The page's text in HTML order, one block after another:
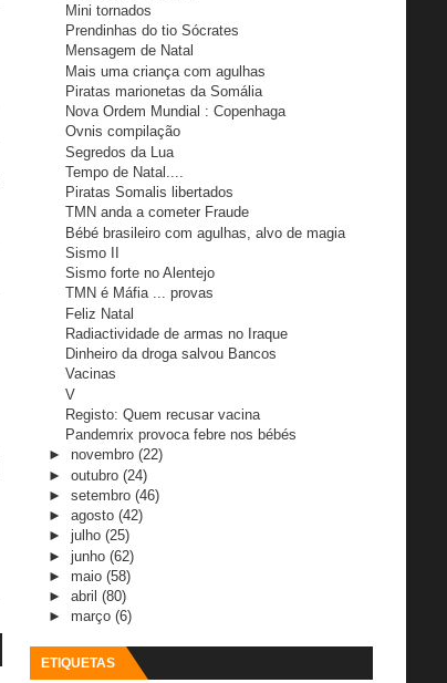
Mini tornados
Prendinhas do tio Sócrates
Mensagem de Natal
Mais uma criança com agulhas
Piratas marionetas da Somália
Nova Ordem Mundial : Copenhaga
Ovnis compilação
Segredos da Lua
Tempo de Natal....
Piratas Somalis libertados
TMN anda a cometer Fraude
Bébé brasileiro com agulhas, alvo de magia
Sismo II
Sismo forte no Alentejo
TMN é Máfia ... provas
Feliz Natal
Radiactividade de armas no Iraque
Dinheiro da droga salvou Bancos
Vacinas
V
Registo: Quem recusar vacina
Pandemrix provoca febre nos bébés
► novembro (22)
► outubro (24)
► setembro (46)
► agosto (42)
► julho (25)
► junho (62)
► maio (58)
► abril (80)
► março (6)
ETIQUETAS